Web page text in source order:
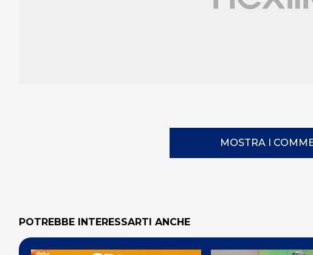
MOSTRA I
POTREBBE INTERESSARTI ANCHE